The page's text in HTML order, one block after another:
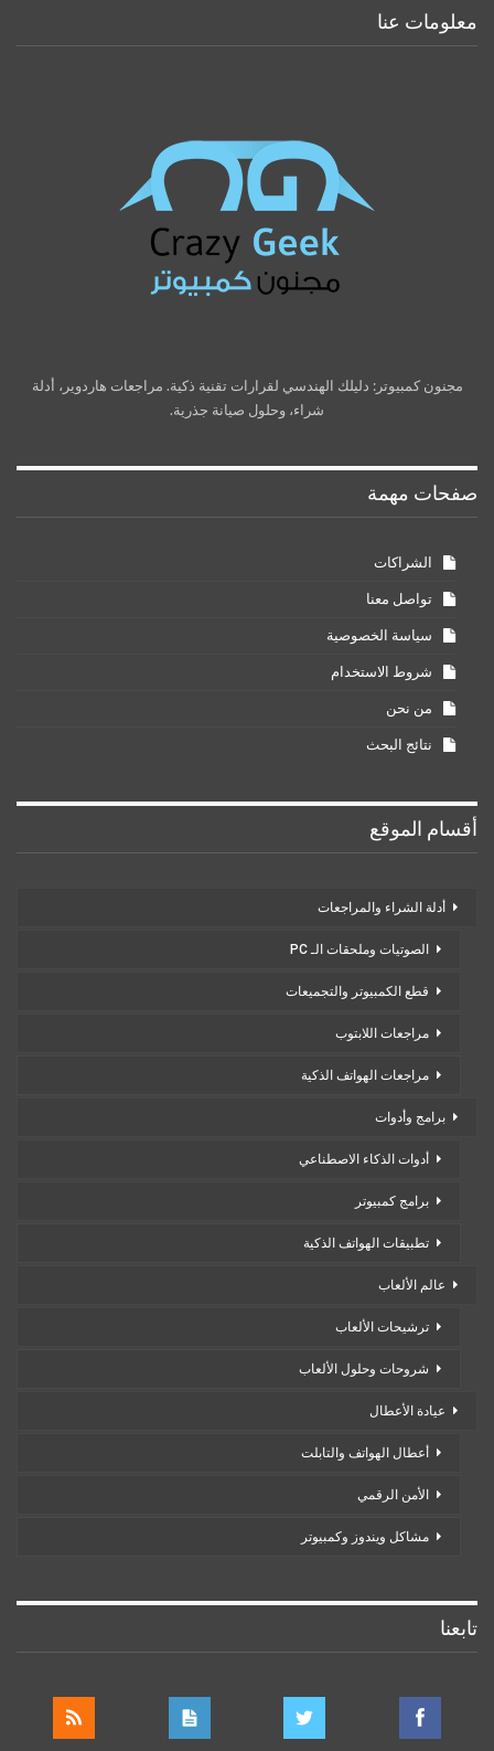
معلومات عنا
مجنون كمبيوتر: دليلك الهندسي لقرارات تقنية ذكية. مراجعات هاردوير، أدلة
شراء، وحلول صيانة جذرية.
صفحات مهمة
الشراكات
تواصل معنا
سياسة الخصوصية
شروط الاستخدام
من نحن
نتائج البحث
أقسام الموقع
أدلة الشراء والمراجعات
الصوتيات وملحقات الـ PC
قطع الكمبيوتر والتجميعات
مراجعات اللابتوب
مراجعات الهواتف الذكية
برامج وأدوات
أدوات الذكاء الاصطناعي
برامج كمبيوتر
تطبيقات الهواتف الذكية
عالم الألعاب
ترشيحات الألعاب
شروحات وحلول الألعاب
عيادة الأعطال
أعطال الهواتف والتابلت
الأمن الرقمي
مشاكل ويندوز وكمبيوتر
تابعنا